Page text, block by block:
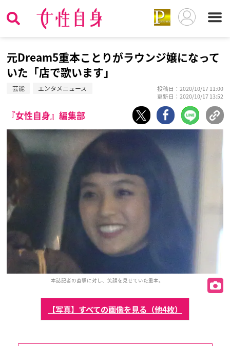
元Dream5重本ことりがラウンジ嬢になって
いた「店で歌います」
芸能 エンタメニュース
投稿日：2020/10/17 11:00
更新日：2020/10/17 13:52
『女性自身』編集部
本誌記者の直撃に対し、笑顔を見せていた重本。
【写真】すべての画像を見る（他4枚）